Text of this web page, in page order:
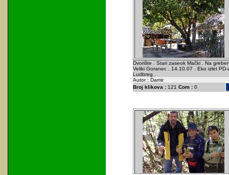
Dvorište . Stari zaseok Mački . Na
Veliki Goranec . 14.10.07 . Eko izlet PD-
Ludbreg .
Autor : Damir
Broj klikova :121 Com :0